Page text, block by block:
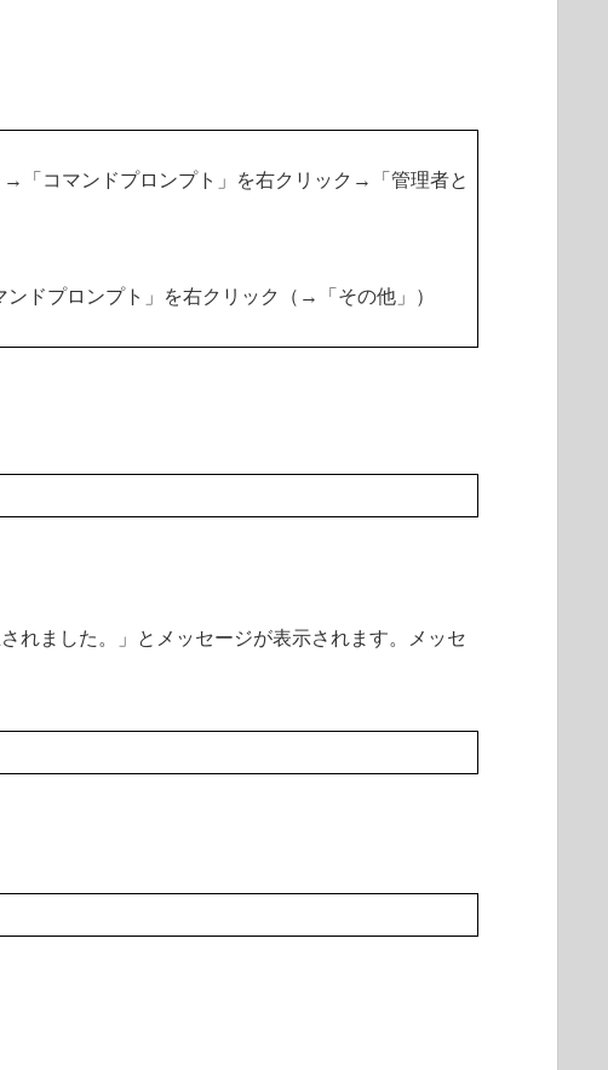
「コマンドプロンプト」を右クリック→「管理者と
ドプロンプト」を右クリック（→「その他」）
れました。」とメッセージが表示されます。メッセ